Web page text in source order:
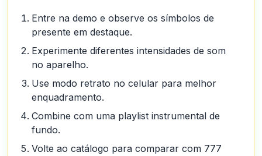
Entre na demo e observe os símbolos de
presente em destaque.
Experimente diferentes intensidades de som
no aparelho.
Use modo retrato no celular para melhor
enquadramento.
Combine com uma playlist instrumental de
fundo.
Volte ao catálogo para comparar com 777